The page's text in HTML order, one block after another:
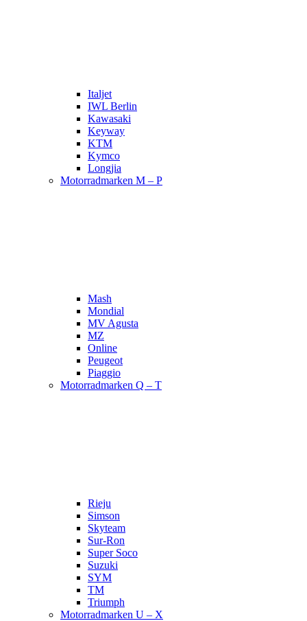
Italjet
IWL Berlin
Kawasaki
Keyway
KTM
Kymco
Longjia
Motorradmarken M – P
Mash
Mondial
MV Agusta
MZ
Online
Peugeot
Piaggio
Motorradmarken Q – T
Rieju
Simson
Skyteam
Sur-Ron
Super Soco
Suzuki
SYM
TM
Triumph
Motorradmarken U – X